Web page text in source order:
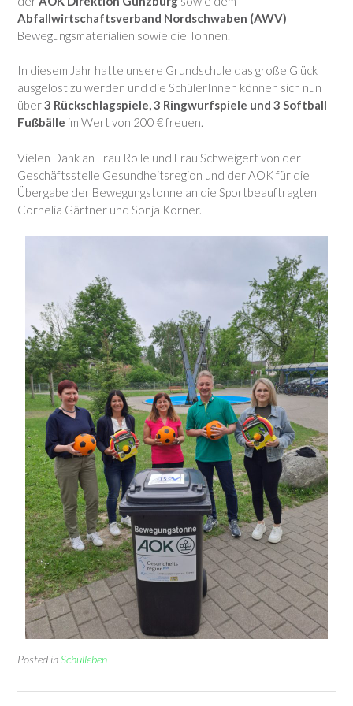
Abfallwirtschaftsverband Nordschwaben (AWV)
Bewegungsmaterialien sowie die Tonnen.
In diesem Jahr hatte unsere Grundschule das große Glück
ausgelost zu werden und die SchülerInnen können sich nun
über3 Rückschlagspiele, 3 Ringwurfspiele und 3 Softball
Fußbälle im Wert von 200 € freuen.
Vielen Dank an Frau Rolle und Frau Schweigert von der
Geschäftsstelle Gesundheitsregion und der AOK für die
Übergabe der Bewegungstonne an die Sportbeauftragten
Cornelia Gärtner und Sonja Korner.
Posted inSchulleben